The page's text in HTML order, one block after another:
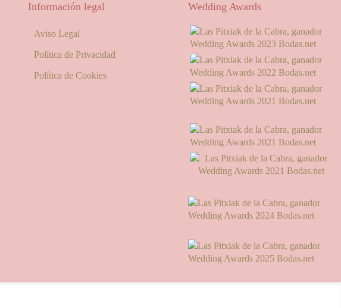
Información legal
Aviso Legal
Política de Privacidad
Política de Cookies
Wedding Awards